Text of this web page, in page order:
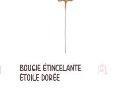
BOUGIE ÉTINCELANTE
ÉTOILE DORÉE